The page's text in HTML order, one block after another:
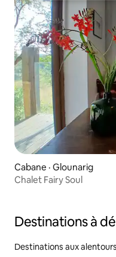
Cabane · Glounarig
Chalet Fairy Soul
Destinations à
Destinations aux alentours